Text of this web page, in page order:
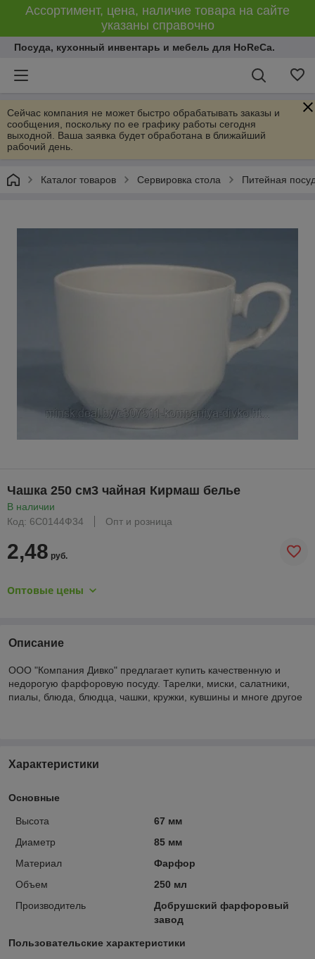
Ассортимент, цена, наличие товара на сайте
указаны справочно
Посуда, кухонный инвентарь и мебель для HoReCa.
Сейчас компания не может быстро обрабатывать заказы и
сообщения, поскольку по ее графику работы сегодня
выходной. Ваша заявка будет обработана в ближайший
рабочий день.
Каталог товаров Сервировка стола Питейная
Чашка 250 см3 чайная Кирмаш белье
В наличии
Код: 6С0144Ф34
Опт и розница
2,48 руб.
Оптовые цены
Описание
ООО "Компания Дивко" предлагает купить качественную и
недорогую фарфоровую посуду. Тарелки, миски, салатники,
пиалы, блюда, блюдца, чашки, кружки, кувшины и многе другое
Характеристики
Основные
Высота
67 мм
Диаметр
85 мм
Материал
Фарфор
Объем
250 мл
Производитель
Добрушский фарфоровый
завод
Пользовательские характеристики